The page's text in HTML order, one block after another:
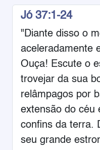
Jó 37:1-24
"Diante disso o
aceleradamente
Ouça! Escute o
trovejar da sua
relâmpagos por
extensão do céu
confins da terra.
seu grande